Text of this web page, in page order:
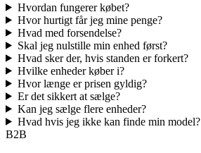
Hvordan fungerer købet?
Hvor hurtigt får jeg mine penge?
Hvad med forsendelse?
Skal jeg nulstille min enhed først?
Hvad sker der, hvis standen er forkert?
Hvilke enheder køber i?
Hvor længe er prisen gyldig?
Er det sikkert at sælge?
Kan jeg sælge flere enheder?
Hvad hvis jeg ikke kan finde min model?
B2B